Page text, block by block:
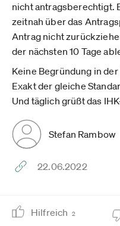
nicht antragsberechtigt.
zeitnah über das
Antrag nicht
der nächsten 10 Tage
Keine Begründung in
Exakt der gleiche
Und täglich grüßt das
Stefan Rambow
22.06.2022
Hilfreich 2